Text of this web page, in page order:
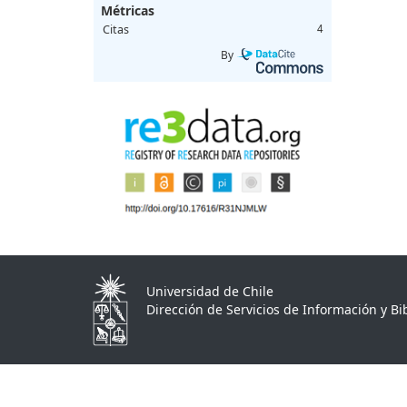
Métricas
Citas 4
By
Universidad de Chile
Dirección de Servicios de Información y